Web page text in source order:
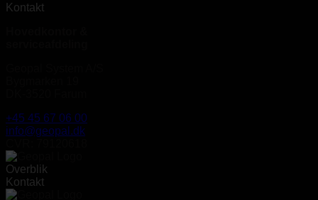
Kontakt
+45 45 67 06 00
info@geopal.dk
Overblik
Kontakt